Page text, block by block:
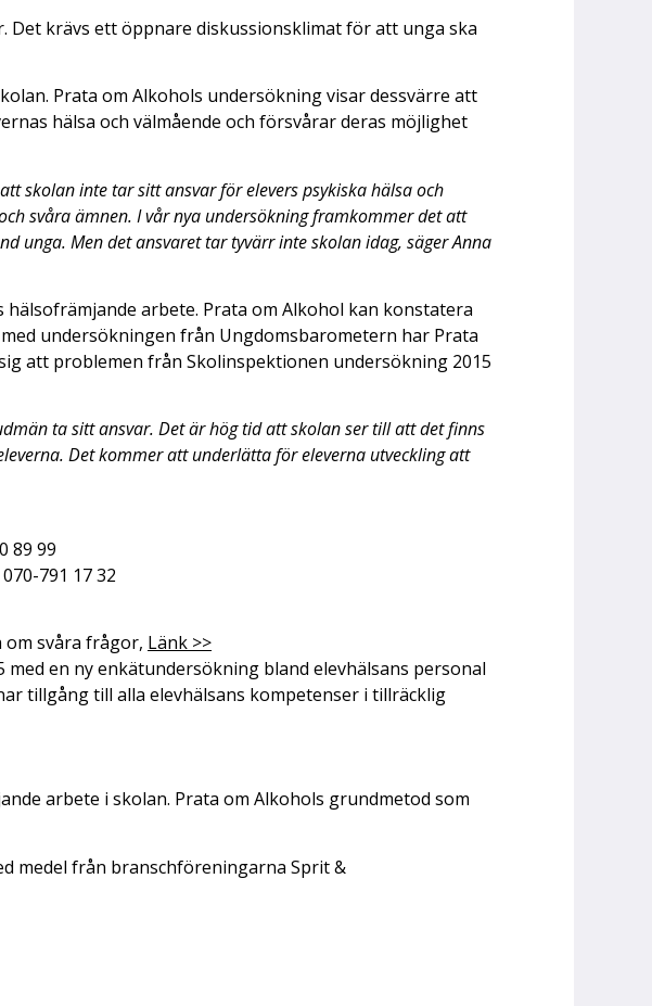
Det krävs ett öppnare diskussionsklimat för att unga ska
Prata om Alkohols undersökning visar dessvärre att
hälsa och välmående och försvårar deras möjlighet
skolan inte tar sitt ansvar för elevers psykiska hälsa och
svåra ämnen. I vår nya undersökning framkommer det att
unga. Men det ansvaret tar tyvärr inte skolan idag, säger Anna
arbete. Prata om Alkohol kan konstatera
undersökningen från Ungdomsbarometern har Prata
att problemen från Skolinspektionen undersökning 2015
ta sitt ansvar. Det är hög tid att skolan ser till att det finns
Det kommer att underlätta för eleverna utveckling att
89 99
791 17 32
svåra frågor, Länk >>
en ny enkätundersökning bland elevhälsans personal
tillgång till alla elevhälsans kompetenser i tillräcklig
arbete i skolan. Prata om Alkohols grundmetod som
medel från branschföreningarna Sprit &